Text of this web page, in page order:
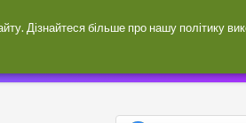
Дізнайтеся більше про нашу політику